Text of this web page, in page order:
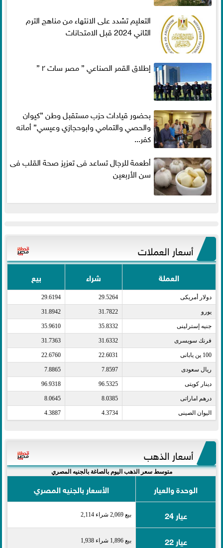
التعليم تشدد على الانتهاء من مناهج الترم
الثاني 2024 قبل الامتحانات
إطلاق القمر الصناعي ” مصر سات ٢ ”
بحضور قيادات حزب مستقبل وطن ”كيوان
والحصي والتمامي وابوحجازي وعيسي” أمانه
كفر...
أطعمة للرجال تساعد فى تعزيز صحة القلب فى
سن الأربعين
أسعار العملات
العملة شراء بيع
دولار أمريكى​ 29.5264
29.6194
يورو​ 31.7822
31.8942
جنيه إسترلينى​ 35.8332
35.9610
فرنك سويسرى​ 31.6332
31.7363
100 ين يابانى​ 22.6031
22.6760
ريال سعودى​ 7.8597
7.8865
دينار كويتى​ 96.5325
96.9318
درهم اماراتى​ 8.0385
8.0645
اليوان الصينى​ 4.3734
4.3887
أسعار الذهب
متوسط سعر الذهب اليوم بالصاغة بالجنيه المصري
الوحدة والعيار
الأسعار بالجنيه المصري
عيار 24
بيع 2,069 شراء 2,114
عيار 22 بيع 1,896 شراء 1,938